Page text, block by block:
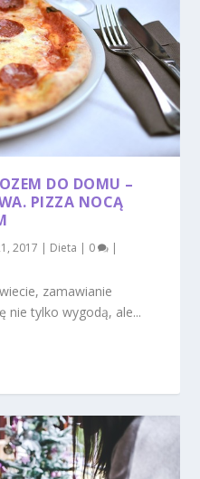
DO DOMU –
PIZZA NOCĄ
2017 Dieta 0
zamawianie
nie tylko wygodą, ale...